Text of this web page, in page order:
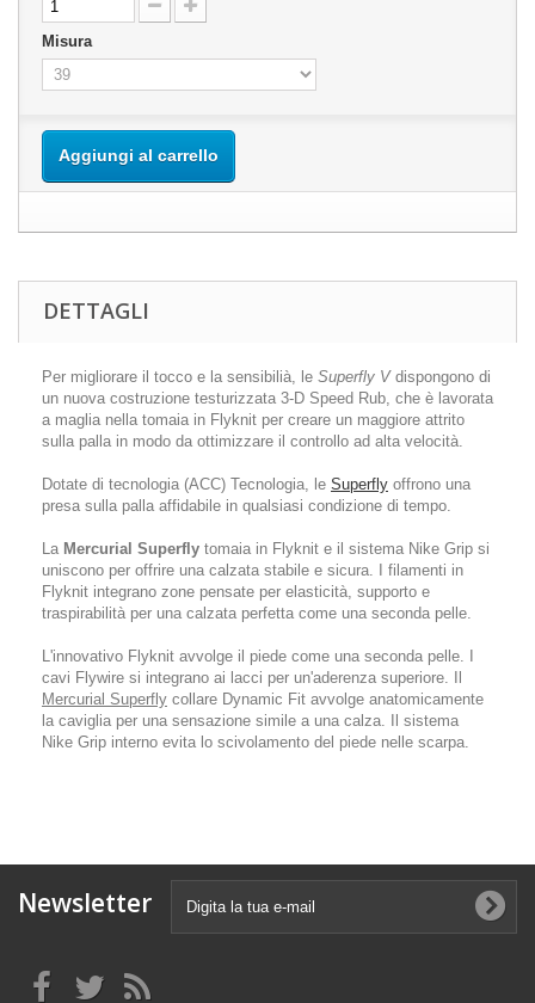
Misura
Aggiungi al carrello
DETTAGLI
Per migliorare il tocco e la sensibilià, le Superfly Vdispongono di
un nuova costruzione testurizzata 3-D Speed Rub, che è lavorata
a maglia nella tomaia in Flyknit per creare un maggiore attrito
sulla palla in modo da ottimizzare il controllo ad alta velocità.
Dotate di tecnologia (ACC) Tecnologia, le Superfly offrono una
presa sulla palla affidabile in qualsiasi condizione di tempo.
La Mercurial Superfly tomaia in Flyknit e il sistema Nike Grip si
uniscono per offrire una calzata stabile e sicura. I filamenti in
Flyknit integrano zone pensate per elasticità, supporto e
traspirabilità per una calzata perfetta come una seconda pelle.
L'innovativo Flyknit avvolge il piede come una seconda pelle. I
cavi Flywire si integrano ai lacci per un'aderenza superiore. Il
Mercurial Superfly collare Dynamic Fit avvolge anatomicamente
la caviglia per una sensazione simile a una calza. Il sistema
Nike Grip interno evita lo scivolamento del piede nelle scarpa.
Newsletter